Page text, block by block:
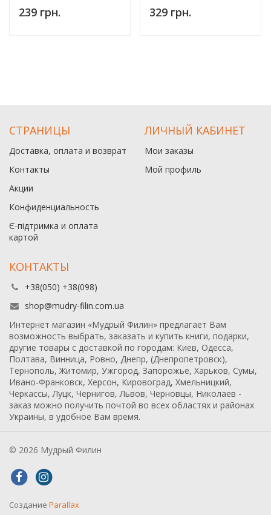
239 грн. 329 грн.
СТРАНИЦЫ
Доставка, оплата и возврат
Контакты
Акции
Конфиденциальность
Є-підтримка и оплата
картой
ЛИЧНЫЙ КАБИНЕТ
Мои заказы
Мой профиль
КОНТАКТЫ
+38(050) +38(098)
shop@mudry-filin.com.ua
Интернет магазин «Мудрый Филин» предлагает Вам
возможность выбрать, заказать и купить книги, подарки,
другие товары с доставкой по городам: Киев, Одесса,
Полтава, Винница, Ровно, Днепр, (Днепропетровск),
Тернополь, Житомир, Ужгород, Запорожье, Харьков, Сумы,
Ивано-Франковск, Херсон, Кировоград, Хмельницкий,
Черкассы, Луцк, Чернигов, Львов, Черновцы, Николаев -
заказ можно получить почтой во всех областях и районах
Украины, в удобное Вам время.
© 2026 Мудрый Филин
Создание Parallax